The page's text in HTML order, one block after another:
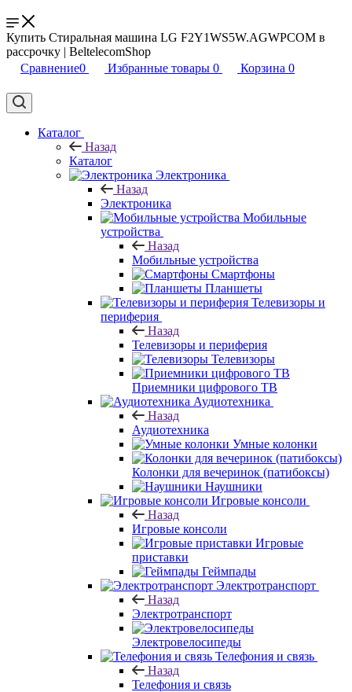
Купить Стиральная машина LG F2Y1WS5W.AGWPCOM в
рассрочку | BeltelecomShop
Сравнение0 Избранные товары 0 Корзина 0
Каталог
Назад
Каталог
Электроника
Назад
Электроника
Мобильные
устройства
Назад
Мобильные устройства
Смартфоны
Планшеты
Телевизоры и
периферия
Назад
Телевизоры и периферия
Телевизоры
Приемники цифрового ТВ
Аудиотехника
Назад
Аудиотехника
Умные колонки
Колонки для вечеринок (патибоксы)
Наушники
Игровые консоли
Назад
Игровые консоли
Игровые
приставки
Геймпады
Электротранспорт
Назад
Электротранспорт
Электровелосипеды
Телефония и связь
Назад
Телефония и связь